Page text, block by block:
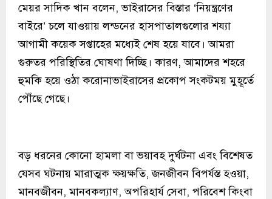
মেয়র সাদিক খান বলেন, ভাইরাসের বিস্তার ‘নিয়ন্ত্রণের
বাইরে’ চলে যাওয়ায় লন্ডনের হাসপাতালগুলোর শয্যা
আগামী কয়েক সপ্তাহের মধ্যেই শেষ হয়ে যাবে। আমরা
গুরুতর পরিস্থিতির ঘোষণা দিচ্ছি। কারণ, আমাদের শহরে
হুমকি হয়ে ওঠা করোনাভাইরাসের প্রকোপ সংকটময় মুহূর্তে
পৌঁছে গেছে।
বড় ধরনের কোনো হামলা বা ভয়াবহ দুর্ঘটনা এবং বিশেষত
যেসব ঘটনায় মারাত্মক ক্ষয়ক্ষতি, জনজীবন বিপর্যস্ত হওয়া,
মানবজীবন, মানবকল্যাণ, অপরিহার্য সেবা, পরিবেশ কিংবা